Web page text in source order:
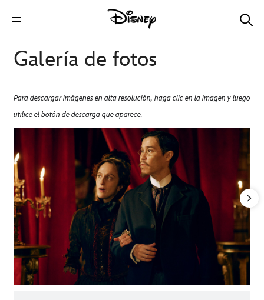
Galería de fotos
Para descargar imágenes en alta resolución, haga clic en la imagen y luego
utilice el botón de descarga que aparece.